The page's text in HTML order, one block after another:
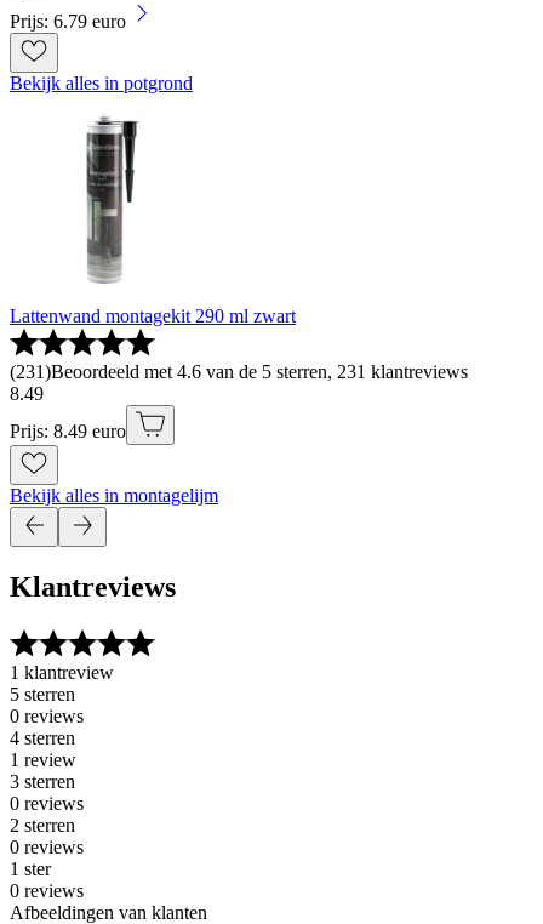
Prijs: 6.79 euro
Bekijk alles in potgrond
Lattenwand montagekit 290 ml zwart
(231)Beoordeeld met 4.6 van de 5 sterren, 231 klantreviews
8.49
Prijs: 8.49 euro
Bekijk alles in montagelijm
Klantreviews
1 klantreview
5 sterren
0 reviews
4 sterren
1 review
3 sterren
0 reviews
2 sterren
0 reviews
1 ster
0 reviews
Afbeeldingen van klanten